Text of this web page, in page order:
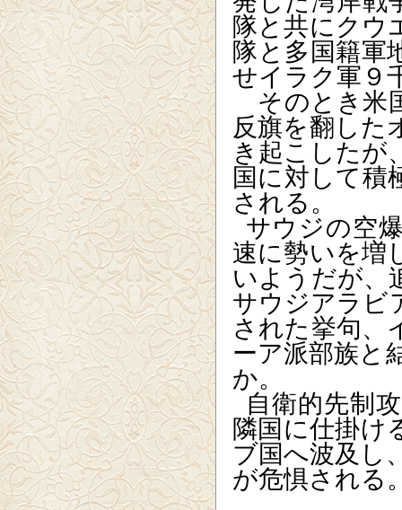
隊と共にクウ
隊と多国籍軍
せイラク軍９
そのとき米
反旗を翻した
き起こしたが
国に対して積
される。
サウジの空
速に勢いを増
いようだが、
サウジアラビ
された挙句、
ーア派部族と
か。
自衛的先制
隣国に仕掛け
ブ国へ波及し
が危惧される